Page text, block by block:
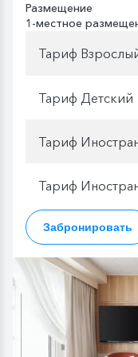
Размещение
1-местное
Тариф
Тариф Детский
Тариф
Тариф
Забронировать